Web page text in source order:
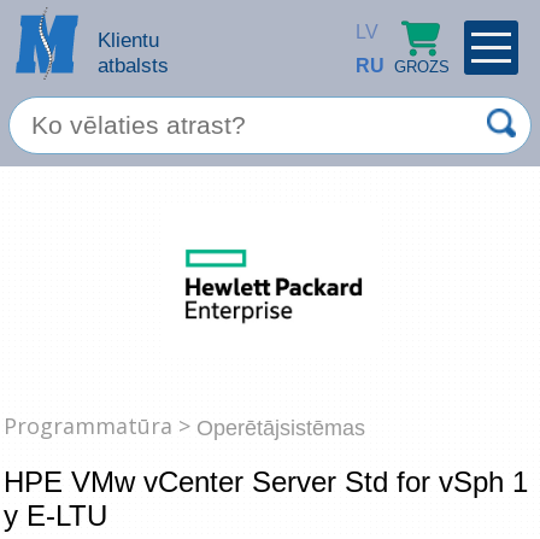
Klientu
atbalsts
LV
RU GROZS
Servisa pakalpojumi
Apple produkti
Datoru piederumi
Biroja preces
Programmatūra > Operētājsistēmas
HPE VMw vCenter Server Std for vSph 1
y E-LTU